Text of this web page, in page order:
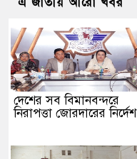
দেশের সব বিমানবন্দরে
নিরাপত্তা জোরদারের নির্দেশ